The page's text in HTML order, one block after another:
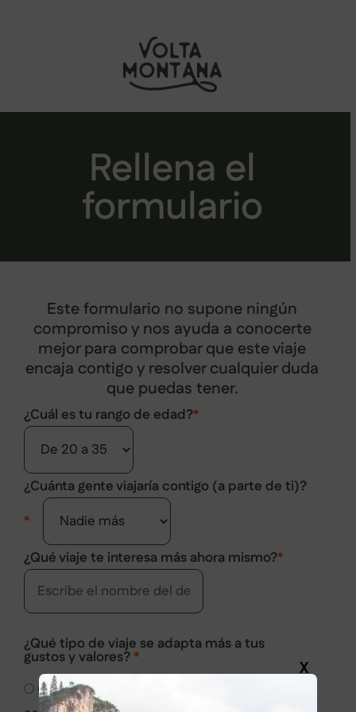
Rellena el
formulario
Este formulario no supone ningún
compromiso y nos ayuda a conocerte
mejor para comprobar que este viaje
encaja contigo y resolver cualquier duda
que puedas tener.
¿Cuál es tu rango de edad?*
¿Cuánta gente viajaría contigo (a parte de ti)?
*
¿Qué viaje te interesa más ahora mismo?*
¿Qué tipo de viaje se adapta más a tus
gustos y valores? *
Con una buena organización, pero dejando
X